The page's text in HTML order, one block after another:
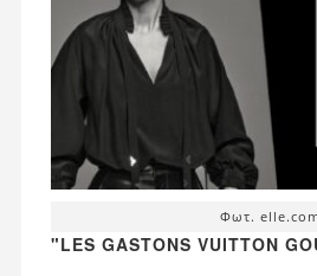
Φωτ.
"LES GASTONS VUITTON